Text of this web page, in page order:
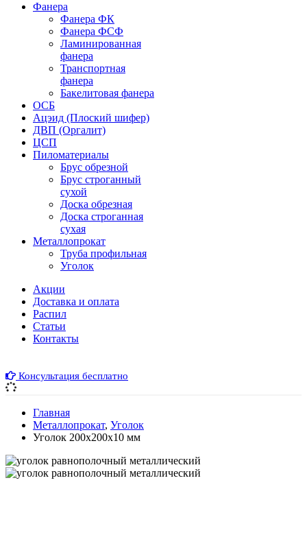
Фанера
Фанера ФК
Фанера ФСФ
Ламинированная
фанера
Транспортная
фанера
Бакелитовая фанера
ОСБ
Ацэид (Плоский шифер)
ДВП (Оргалит)
ЦСП
Пиломатериалы
Брус обрезной
Брус строганный
сухой
Доска обрезная
Доска строганная
сухая
Металлопрокат
Труба профильная
Уголок
Акции
Доставка и оплата
Распил
Cтатьи
Контакты
Консультация бесплатно
Главная
Металлопрокат, Уголок
Уголок 200х200х10 мм